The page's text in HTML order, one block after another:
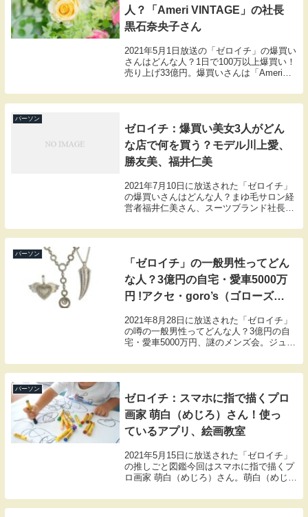
人？「Ameri VINTAGE」の社長
黒石奈央子さん
2021年5月1日放送の「ゼロイチ」の爆買い
さんはどんな人？1日で100万以上爆買い！
売り上げ33億円。爆買いさんは「Ameri
奈央子さんでした。
パーソン
ゼロイチ：爆買い美女3人がどん
な店で何を買う？モデル川上愛、
勝友美、福井仁美
2021年7月10日に放送された「ゼロイチ」
の爆買いさんはどんな人？まゆ毛サロン経
営者福井仁美さん、スーツブランド社長勝
美女どんな店で何を買う？
パーソン
「ゼロイチ」の一般男性ってどん
な人？3億円の自宅・愛車5000万
円 !アクセ・goro’s（ゴローズ）
販売社長
2021年8月28日に放送された「ゼロイチ」
の噂の一般男性ってどんな人？3億円の自
宅・愛車5000万円、謎のメンズ会。ジュエ
い取り・販売を行う「DELTA one」の社長
堀内章さんの紹介です！
パーソン
ゼロイチ：スマホに指で描くプロ
画家 萌白（めじろ）さん！使っ
ているアプリ、絵画教室
2021年5月15日に放送された「ゼロイチ」
の推しごと図鑑今回はスマホに指で描くプ
ロ画家 萌白（めじろ）さん。萌白（めじ
に使っているアプリ、絵画教室などについ
て紹介します。